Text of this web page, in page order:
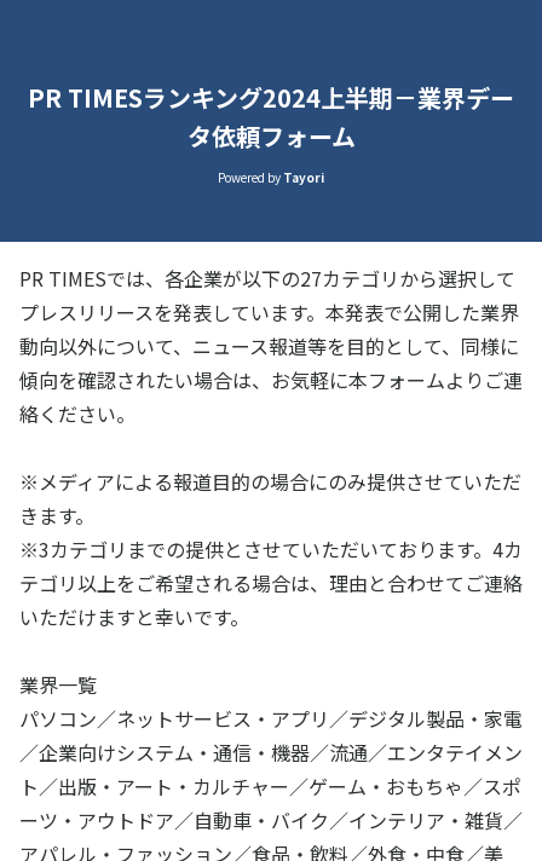
PR TIMESランキング2024上半期－業界デー
タ依頼フォーム
Powered by Tayori
PR TIMESでは、各企業が以下の27カテゴリから選択して
プレスリリースを発表しています。本発表で公開した業界
動向以外について、ニュース報道等を目的として、同様に
傾向を確認されたい場合は、お気軽に本フォームよりご連
絡ください。
※メディアによる報道目的の場合にのみ提供させていただ
きます。
※3カテゴリまでの提供とさせていただいております。4カ
テゴリ以上をご希望される場合は、理由と合わせてご連絡
いただけますと幸いです。
業界一覧
パソコン／ネットサービス・アプリ／デジタル製品・家電
／企業向けシステム・通信・機器／流通／エンタテイメン
ト／出版・アート・カルチャー／ゲーム・おもちゃ／スポ
ーツ・アウトドア／自動車・バイク／インテリア・雑貨／
アパレル・ファッション／食品・飲料／外食・中食／美